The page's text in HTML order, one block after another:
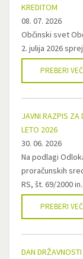
KREDITOM
08. 07. 2026
Občinski svet
2. julija 2026
PREBERI
JAVNI RAZPIS ZA
LETO 2026
30. 06. 2026
Na podlagi
proračunskih
RS, št. 69/2000
PREBERI
DAN DRŽAVNOSTI